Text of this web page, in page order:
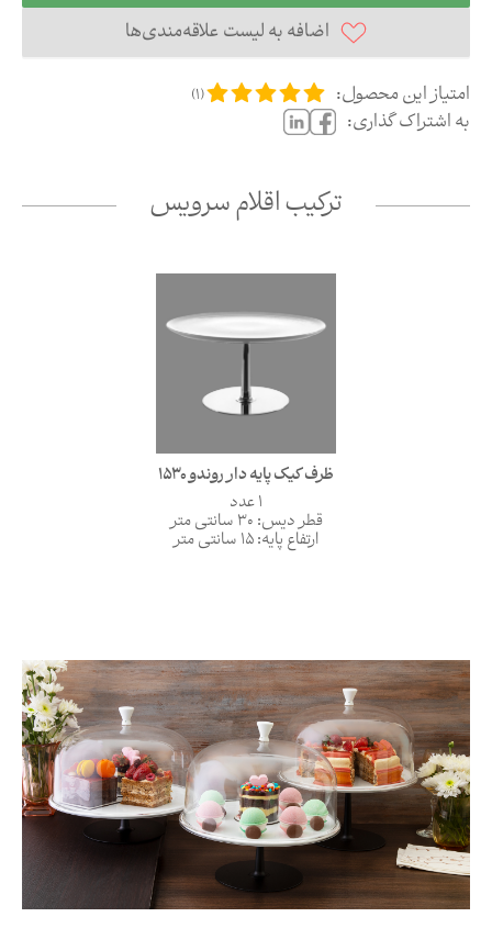
اضافه به لیست علاقه‌مندی‌ها
امتیاز این محصول:
(
1
)
به اشتراک گذاری:
ترکیب اقلام سرویس
ظرف کیک پایه دار روندو 1530
1 عدد
قطر دیس: 30 سانتی متر
ارتفاع پایه: 15 سانتی متر